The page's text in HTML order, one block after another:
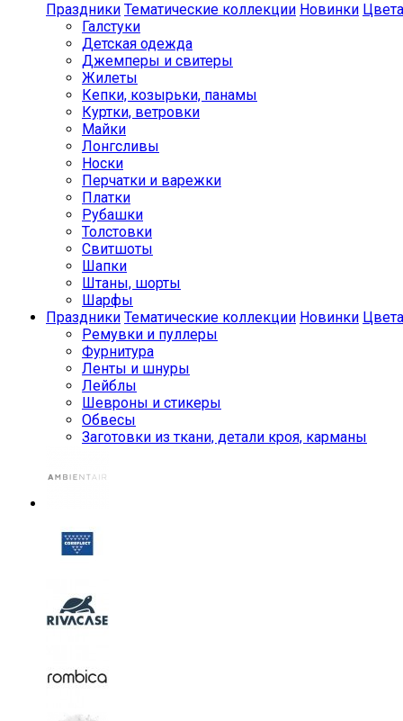
Праздники Тематические коллекции Новинки Цвета
Галстуки
Детская одежда
Джемперы и свитеры
Жилеты
Кепки, козырьки, панамы
Куртки, ветровки
Майки
Лонгсливы
Носки
Перчатки и варежки
Платки
Рубашки
Толстовки
Свитшоты
Шапки
Штаны, шорты
Шарфы
Праздники Тематические коллекции Новинки Цвета
Ремувки и пуллеры
Фурнитура
Ленты и шнуры
Лейблы
Шевроны и стикеры
Обвесы
Заготовки из ткани, детали кроя, карманы